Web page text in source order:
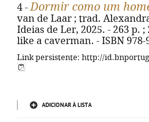
4 -Dormir como um
van de Laar ; trad.
Ideias de Ler, 2025. - 263 p.
like a caverman. - ISBN 978-
Link persistente: http://
ADICIONAR À LISTA